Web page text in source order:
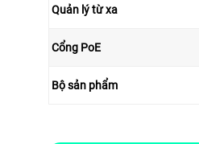
Quản lý từ xa
Cổng PoE
Bộ sản phẩm